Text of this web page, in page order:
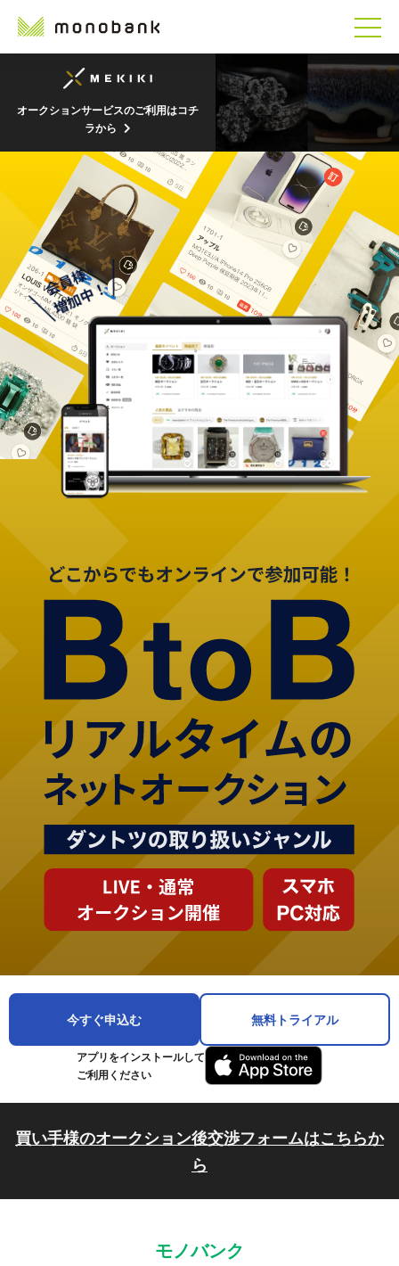
オークションサービスのご利用はコチ
ラから
今すぐ申込む 無料トライアル
アプリをインストールして
ご利用ください
買い手様のオークション後交渉フォームはこちらか
ら
モノバンク